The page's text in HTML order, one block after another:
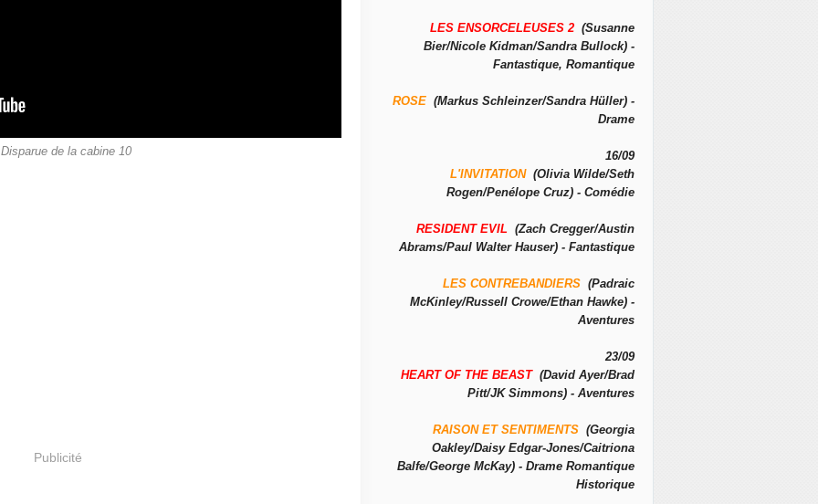
de la cabine 10
Publicité
LES ENSORCELEUSES 2 (Susanne
Bier/Nicole Kidman/Sandra Bullock) -
Fantastique, Romantique
ROSE (Markus Schleinzer/Sandra Hüller) -
Drame
16/09
L'INVITATION (Olivia Wilde/Seth
Rogen/Penélope Cruz) - Comédie
RESIDENT EVIL (Zach Cregger/Austin
Abrams/Paul Walter Hauser) - Fantastique
LES CONTREBANDIERS (Padraic
McKinley/Russell Crowe/Ethan Hawke) -
Aventures
23/09
HEART OF THE BEAST(David Ayer/Brad
Pitt/JK Simmons) - Aventures
RAISON ET SENTIMENTS (Georgia
Oakley/Daisy Edgar-Jones/Caitriona
Balfe/George McKay) - Drame Romantique
Historique